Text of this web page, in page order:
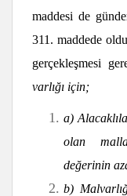
maddesi de
311. maddede
gerçekleşmesi
varlığı için;
a)
olan
değerinin
b)